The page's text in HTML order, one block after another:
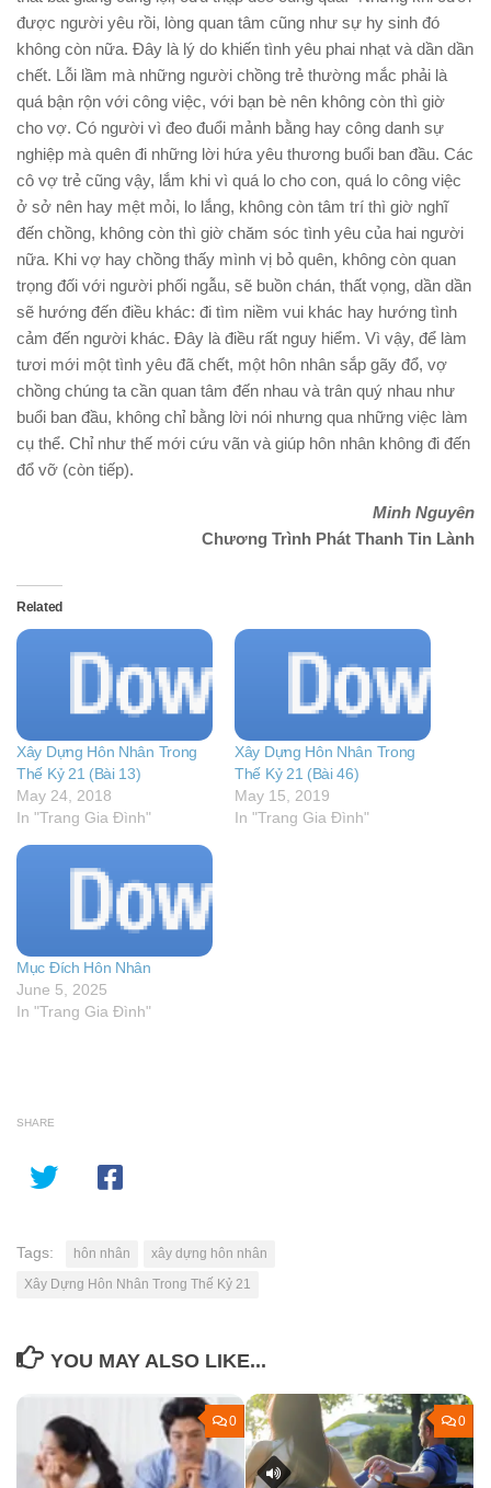
được người yêu rồi, lòng quan tâm cũng như sự hy sinh đó
không còn nữa. Đây là lý do khiến tình yêu phai nhạt và dần dần
chết. Lỗi lầm mà những người chồng trẻ thường mắc phải là
quá bận rộn với công việc, với bạn bè nên không còn thì giờ
cho vợ. Có người vì đeo đuổi mảnh bằng hay công danh sự
nghiệp mà quên đi những lời hứa yêu thương buổi ban đầu. Các
cô vợ trẻ cũng vậy, lắm khi vì quá lo cho con, quá lo công việc
ở sở nên hay mệt mỏi, lo lắng, không còn tâm trí thì giờ nghĩ
đến chồng, không còn thì giờ chăm sóc tình yêu của hai người
nữa. Khi vợ hay chồng thấy mình vị bỏ quên, không còn quan
trọng đối với người phối ngẫu, sẽ buồn chán, thất vọng, dần dần
sẽ hướng đến điều khác: đi tìm niềm vui khác hay hướng tình
cảm đến người khác. Đây là điều rất nguy hiểm. Vì vậy, để làm
tươi mới một tình yêu đã chết, một hôn nhân sắp gãy đổ, vợ
chồng chúng ta cần quan tâm đến nhau và trân quý nhau như
buổi ban đầu, không chỉ bằng lời nói nhưng qua những việc làm
cụ thể. Chỉ như thế mới cứu vãn và giúp hôn nhân không đi đến
đổ vỡ (còn tiếp).
Minh Nguyên
Chương Trình Phát Thanh Tin Lành
Related
Xây Dựng Hôn Nhân Trong
Thế Kỷ 21 (Bài 13)
May 24, 2018
In "Trang Gia Đình"
Xây Dựng Hôn Nhân Trong
Thế Kỷ 21 (Bài 46)
May 15, 2019
In "Trang Gia Đình"
Mục Đích Hôn Nhân
June 5, 2025
In "Trang Gia Đình"
SHARE
Tags: hôn nhân
xây dựng hôn nhân
Xây Dựng Hôn Nhân Trong Thế Kỷ 21
YOU MAY ALSO LIKE...
0 0